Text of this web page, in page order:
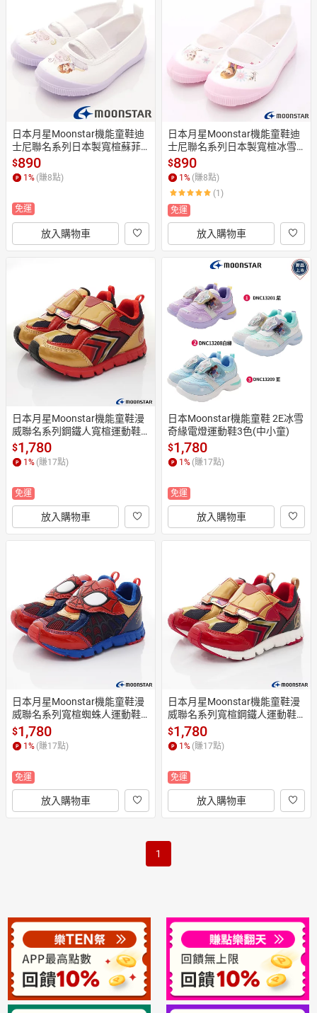
日本月星Moonstar機能童鞋迪
士尼聯名系列日本製寬楦蘇菲
亞公主室內鞋款S019紫(中小童
段)
$890
1 % (賺8點)
免運
放入購物車
日本月星Moonstar機能童鞋迪
士尼聯名系列日本製寬楦冰雪
奇緣室內鞋款F014粉(中小童
段)
$890
1 % (賺8點)
(1)
免運
放入購物車
日本月星Moonstar機能童鞋漫
威聯名系列鋼鐵人寬楦運動鞋
款0163金(中小童段)
$1,780
1 % (賺17點)
免運
放入購物車
日本Moonstar機能童鞋 2E冰雪
奇緣電燈運動鞋3色(中小童)
$1,780
1 % (賺17點)
免運
放入購物車
日本月星Moonstar機能童鞋漫
威聯名系列寬楦蜘蛛人運動鞋
款MVL0131紅藍(中小童段)
$1,780
1% (賺17點)
免運
放入購物車
日本月星Moonstar機能童鞋漫
威聯名系列寬楦鋼鐵人運動鞋
款MVL0133紅金(中小童段)
$1,780
1% (賺17點)
免運
放入購物車
1